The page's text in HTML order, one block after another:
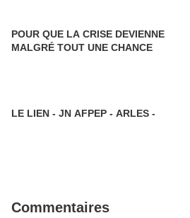
POUR QUE LA CRISE DEVIENNE
MALGRÉ TOUT UNE CHANCE
LE LIEN - JN AFPEP - ARLES -
Commentaires